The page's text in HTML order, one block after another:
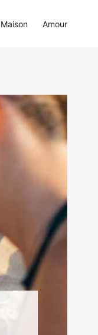
Amour